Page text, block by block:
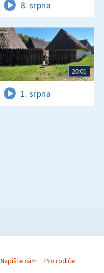
8. srpna
20:01
1. srpna
Napište nám Pro rodiče